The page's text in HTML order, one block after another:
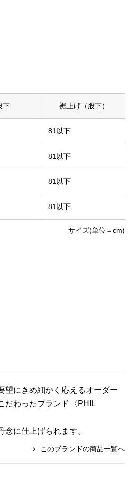
下 裾上げ（股下）
81以下
81以下
81以下
81以下
サイズ(単位＝cm)
望にきめ細かく応えるオーダー
だわったブランド〈PHIL
に仕上げられます。
このブランドの商品一覧へ